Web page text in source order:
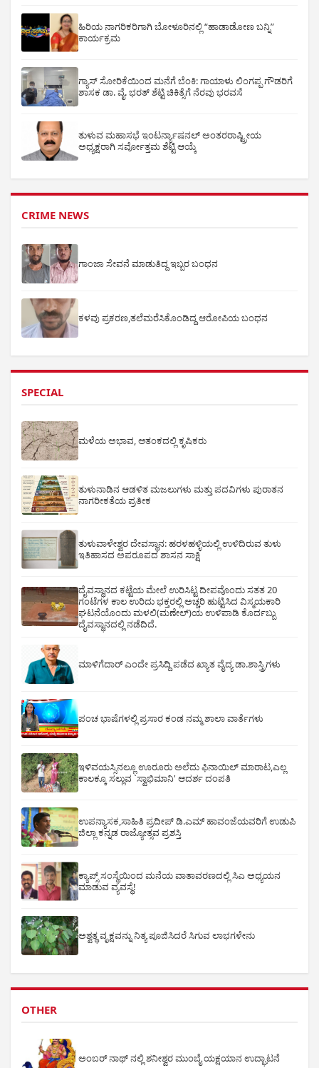
ಹಿರಿಯ ನಾಗರಿಕರಿಗಾಗಿ ಬೋಳೂರಿನಲ್ಲಿ “ಹಾಡಾಡೋಣ ಬನ್ನಿ”
ಕಾರ್ಯಕ್ರಮ
ಗ್ಯಾಸ್ ಸೋರಿಕೆಯಿಂದ ಮನೆಗೆ ಬೆಂಕಿ: ಗಾಯಾಳು ಲಿಂಗಪ್ಪ ಗೌಡರಿಗೆ
ಶಾಸಕ ಡಾ. ವೈ. ಭರತ್ ಶೆಟ್ಟಿ ಚಿಕಿತ್ಸೆಗೆ ನೆರವು ಭರವಸೆ
ತುಳುವ ಮಹಾಸಭೆ ಇಂಟರ್ನ್ಯಾಷನಲ್ ಅಂತರರಾಷ್ಟ್ರೀಯ
ಅಧ್ಯಕ್ಷರಾಗಿ ಸರ್ವೋತ್ತಮ ಶೆಟ್ಟಿ ಆಯ್ಕೆ
CRIME NEWS
ಗಾಂಜಾ ಸೇವನೆ ಮಾಡುತಿದ್ದ ಇಬ್ಬರ ಬಂಧನ
ಕಳವು ಪ್ರಕರಣ,ತಲೆಮರೆಸಿಕೊಂಡಿದ್ದ ಆರೋಪಿಯ ಬಂಧನ
SPECIAL
ಮಳೆಯ ಅಭಾವ, ಆತಂಕದಲ್ಲಿ ಕೃಷಿಕರು
ತುಳುನಾಡಿನ ಆಡಳಿತ ಮಜಲುಗಳು ಮತ್ತು ಪದವಿಗಳು ಪುರಾತನ
ನಾಗರೀಕತೆಯ ಪ್ರತೀಕ
ತುಳುವಾಳೇಶ್ವರ ದೇವಸ್ಥಾನ: ಹರಳಹಳ್ಳಿಯಲ್ಲಿ ಉಳಿದಿರುವ ತುಳು
ಇತಿಹಾಸದ ಅಪರೂಪದ ಶಾಸನ ಸಾಕ್ಷಿ
ದೈವಸ್ಥಾನದ ಕಟ್ಟೆಯ ಮೇಲೆ ಉರಿಸಿಟ್ಟ ದೀಪವೊಂದು ಸತತ 20
ಗಂಟೆಗಳ ಕಾಲ ಉರಿದು ಭಕ್ತರಲ್ಲಿ ಅಚ್ಚರಿ ಹುಟ್ಟಿಸಿದ ವಿಸ್ಮಯಕಾರಿ
ಘಟನೆಯೊಂದು ಮಳಲಿ(ಮಣೇಲ್)ಯ ಉಳಿಪಾಡಿ ಕೊರ್ದಬ್ಬು
ದೈವಸ್ಥಾನದಲ್ಲಿ ನಡೆದಿದೆ.
ಮಾಳಿಗೆದಾರ್ ಎಂದೇ ಪ್ರಸಿದ್ದಿ ಪಡೆದ ಖ್ಯಾತ ವೈದ್ಯ ಡಾ.ಶಾಸ್ತ್ರಿಗಳು
ಪಂಚ ಭಾಷೆಗಳಲ್ಲಿ ಪ್ರಸಾರ ಕಂಡ ನಮ್ಮ ಶಾಲಾ ವಾರ್ತೆಗಳು
ಇಳಿವಯಸ್ಸಿನಲ್ಲೂ ಊರೂರು ಅಲೆದು ಫಿನಾಯಿಲ್ ಮಾರಾಟ,ಎಲ್ಲ
ಕಾಲಕ್ಕೂ ಸಲ್ಲುವ `ಸ್ವಾಭಿಮಾನಿ' ಆದರ್ಶ ದಂಪತಿ
ಉಪನ್ಯಾಸಕ,ಸಾಹಿತಿ ಪ್ರದೀಪ್ ಡಿ.ಎಮ್ ಹಾವಂಜೆಯವರಿಗೆ ಉಡುಪಿ
ಜಿಲ್ಲಾ ಕನ್ನಡ ರಾಜ್ಯೋತ್ಸವ ಪ್ರಶಸ್ತಿ
ಕ್ಯಾಪ್ಸ್ ಸಂಸ್ಥೆಯಿಂದ ಮನೆಯ ವಾತಾವರಣದಲ್ಲಿ ಸಿಎ ಅಧ್ಯಯನ
ಮಾಡುವ ವ್ಯವಸ್ಥೆ!
ಅಶ್ವತ್ಥ ವೃಕ್ಷವನ್ನು ನಿತ್ಯ ಪೂಜಿಸಿದರೆ ಸಿಗುವ ಲಾಭಗಳೇನು
OTHER
ಅಂಬರ್ ನಾಥ್ ನಲ್ಲಿ ಶನೀಶ್ವರ ಮುಂಬೈ ಯಕ್ಷಯಾನ ಉದ್ಘಾಟನೆ